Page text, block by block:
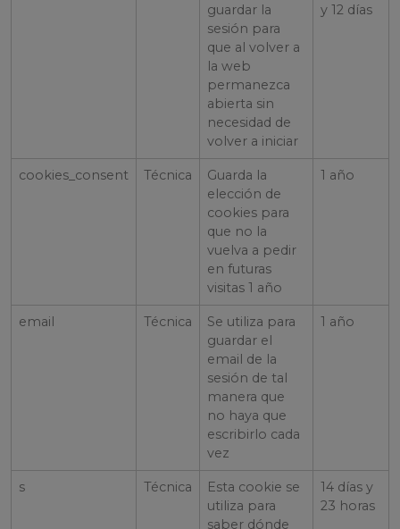
guardar la
sesión para
que al volver a
la web
permanezca
abierta sin
necesidad de
volver a iniciar
y 12 días
cookies_consent Técnica
Guarda la
elección de
cookies para
que no la
vuelva a pedir
en futuras
visitas 1 año
1 año
email Técnica
Se utiliza para
guardar el
email de la
sesión de tal
manera que
no haya que
escribirlo cada
vez
1 año
s Técnica
Esta cookie se
utiliza para
saber dónde
14 días y
23 horas